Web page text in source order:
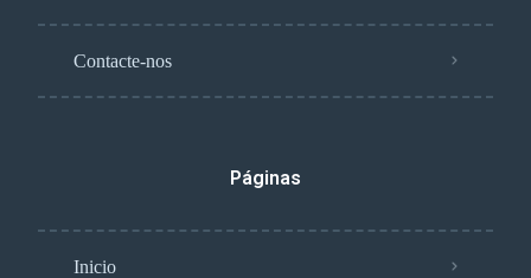
Contacte-nos
Páginas
Inicio